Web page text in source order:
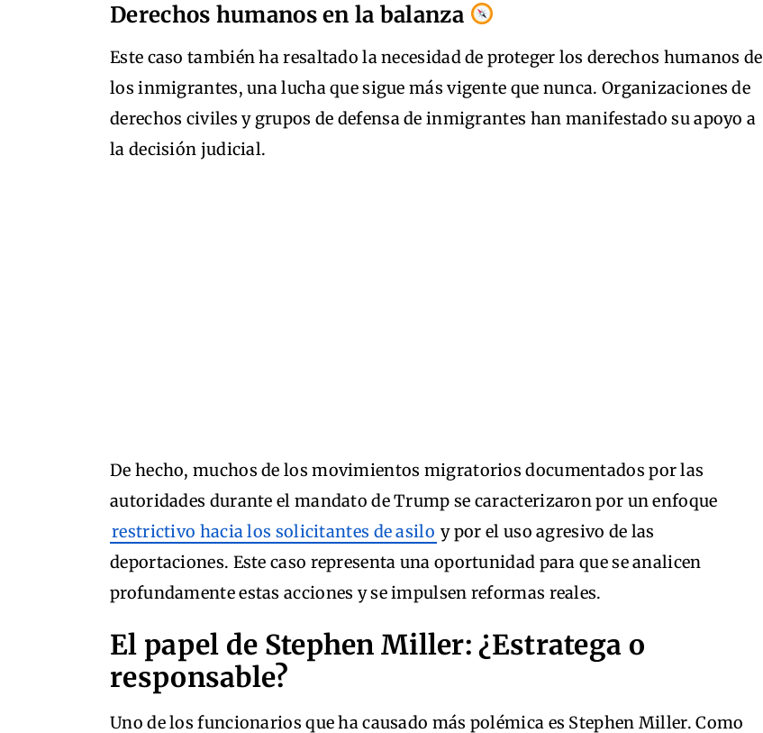
Derechos humanos en la balanza
Este caso también ha resaltado la necesidad de proteger los derechos humanos de
los inmigrantes, una lucha que sigue más vigente que nunca. Organizaciones de
derechos civiles y grupos de defensa de inmigrantes han manifestado su apoyo a
la decisión judicial.
De hecho, muchos de los movimientos migratorios documentados por las
autoridades durante el mandato de Trump se caracterizaron por un enfoque
restrictivo hacia los solicitantes de asilo y por el uso agresivo de las
deportaciones. Este caso representa una oportunidad para que se analicen
profundamente estas acciones y se impulsen reformas reales.
El papel de Stephen Miller: ¿Estratega o
responsable?
Uno de los funcionarios que ha causado más polémica es Stephen Miller. Como